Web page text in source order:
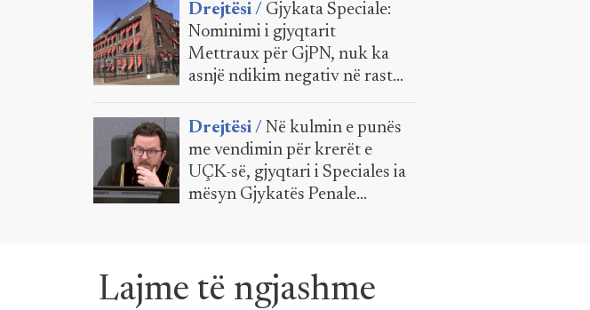
Drejtësi / Gjykata Speciale:
Nominimi i gjyqtarit
Mettraux për GjPN, nuk ka
asnjë ndikim negativ në rastin
e krerëve të UÇK-së
Drejtësi /Në kulmin e punës
me vendimin për krerët e
UÇK-së, gjyqtari i Speciales ia
mësyn Gjykatës Penale
Lajme të ngjashme